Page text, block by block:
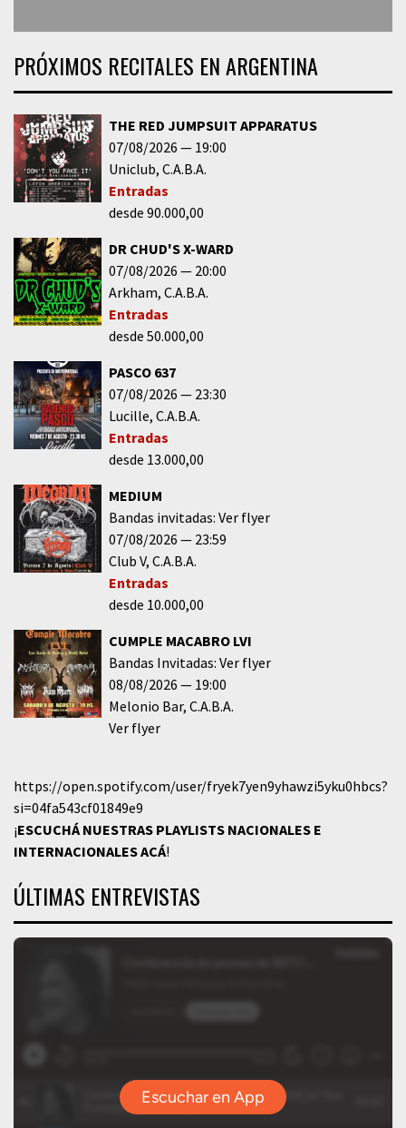
PRÓXIMOS RECITALES EN ARGENTINA
THE RED JUMPSUIT APPARATUS
07/08/2026
19:00
Uniclub C.A.B.A.
Entradas
desde 90.000,00
DR CHUD'S X-WARD
07/08/2026
20:00
Arkham C.A.B.A.
Entradas
desde 50.000,00
PASCO 637
07/08/2026
23:30
Lucille C.A.B.A.
Entradas
desde 13.000,00
MEDIUM
Bandas invitadas: Ver flyer
07/08/2026
23:59
Club V C.A.B.A.
Entradas
desde 10.000,00
CUMPLE MACABRO LVI
Bandas Invitadas: Ver flyer
08/08/2026
19:00
Melonio Bar C.A.B.A.
Ver flyer
https://open.spotify.com/user/fryek7yen9yhawzi5yku0hbcs?
si=04fa543cf01849e9
¡ESCUCHÁ NUESTRAS PLAYLISTS NACIONALES E
INTERNACIONALESACÁ!
ÚLTIMAS ENTREVISTAS